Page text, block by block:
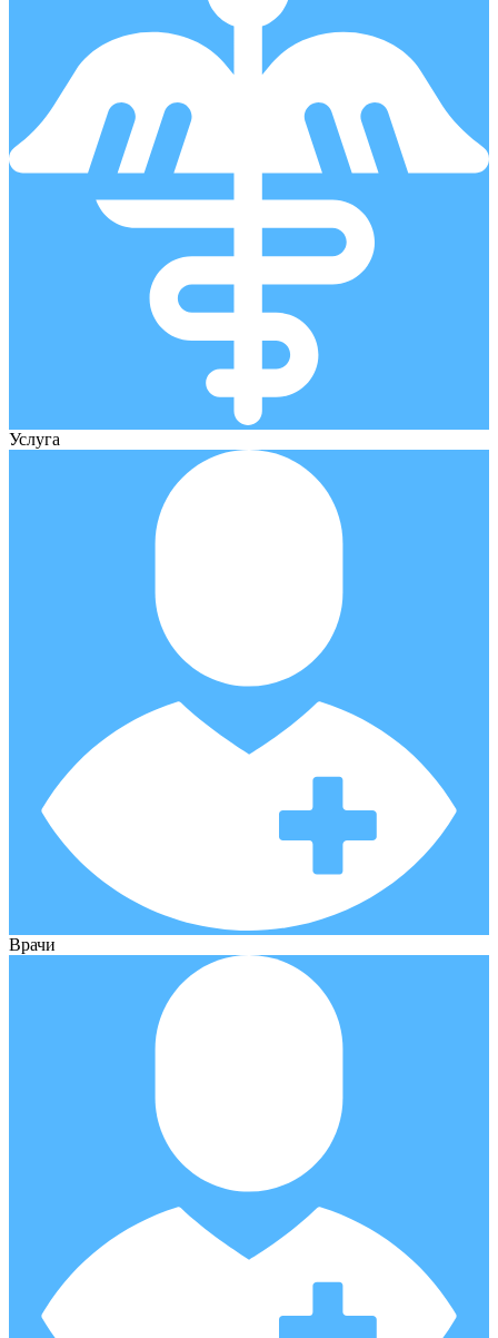
Услуга
Врачи